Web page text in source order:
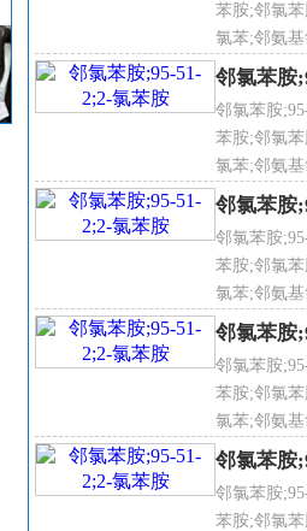
2-Chloroaniline
1-氨基-2-
化学式C6H6ClN
密度：1.213g/cm3
熔点：0-3℃
沸点：208-210℃
折射率：1.589（20℃）
临界压力：4.59MPa
引燃温度：500℃
饱和蒸气压：0.13kPa（46.3℃
爆炸上限（V/V）：8.8%
爆炸下限（V/V）：1.5%
外观：无色至浅黄色油状液体
溶解性：不溶于水，溶于乙
苯胺;邻氯
氯苯;邻氨
氯苯邻氯苯
邻氯苯胺
邻氯苯胺
苯胺;邻氯
氯苯;邻氨
氯苯
邻氯苯胺
邻氯苯胺
苯胺;邻氯
氯苯;邻氨
氯苯
邻氯苯胺
邻氯苯胺
苯胺;邻氯
氯苯;邻氨
氯苯
邻氯苯胺
邻氯苯胺
苯胺;邻氯